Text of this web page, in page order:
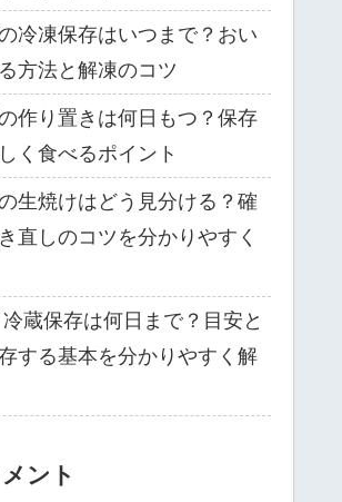
冷凍保存はいつまで？おい
方法と解凍のコツ
作り置きは何日もつ？保存
く食べるポイント
生焼けはどう見分ける？確
直しのコツを分かりやすく
蔵保存は何日まで？目安と
する基本を分かりやすく解
ント